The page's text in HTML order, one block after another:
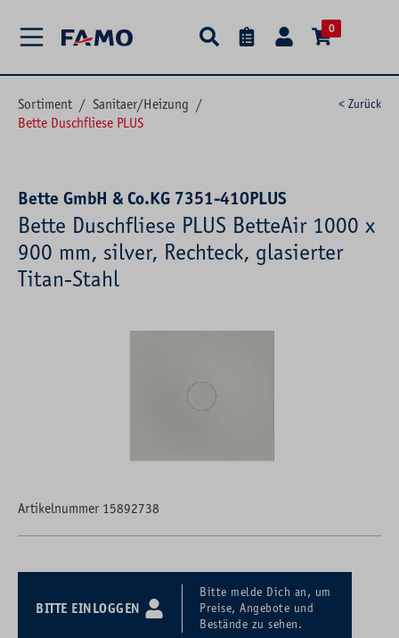
0
Sortiment / Sanitaer/Heizung /
Bette Duschfliese PLUS
< Zurück
Bette GmbH & Co.KG 7351-410PLUS
Bette Duschfliese PLUS BetteAir 1000 x
900 mm, silver, Rechteck, glasierter
Titan-Stahl
Artikelnummer 15892738
BITTE EINLOGGEN
Bitte melde Dich an, um
Preise, Angebote und
Bestände zu sehen.